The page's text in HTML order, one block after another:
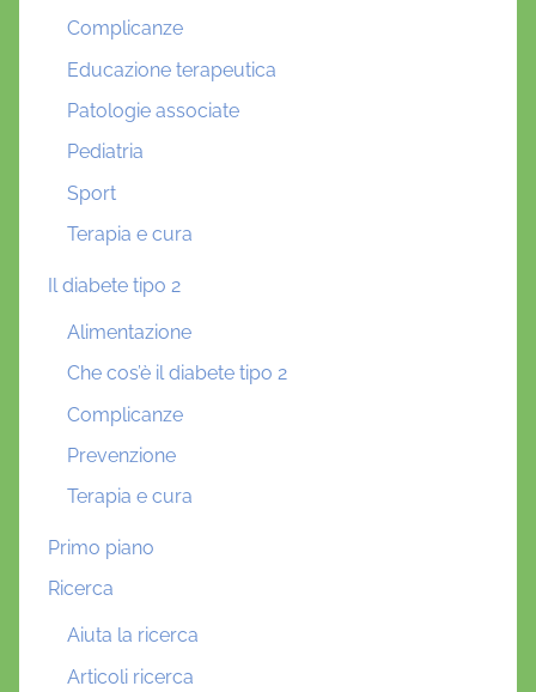
Complicanze
Educazione terapeutica
Patologie associate
Pediatria
Sport
Terapia e cura
Il diabete tipo 2
Alimentazione
Che cos’è il diabete tipo 2
Complicanze
Prevenzione
Terapia e cura
Primo piano
Ricerca
Aiuta la ricerca
Articoli ricerca